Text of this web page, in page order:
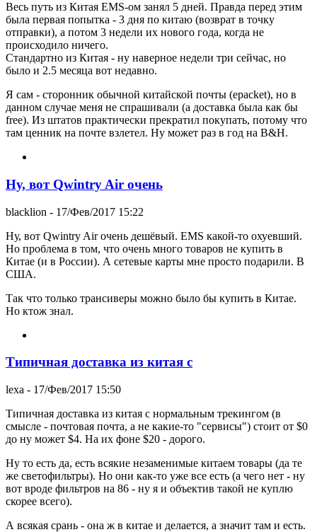
Весь путь из Китая EMS-ом занял 5 дней. Правда перед этим
была первая попытка - 3 дня по китаю (возврат в точку
отправки), а потом 3 недели их нового года, когда не
происходило ничего.
Стандартно из Китая - ну наверное недели три сейчас, но
было и 2.5 месяца вот недавно.
Я сам - сторонник обычной китайской почты (epacket), но в
данном случае меня не спрашивали (а доставка была как бы
free). Из штатов практически прекратил покупать, потому что
там ценник на почте взлетел. Ну может раз в год на B&H.
Ну, вот Qwintry Air очень
blacklion - 17/Фев/2017 15:22
Ну, вот Qwintry Air очень дешёвый. EMS какой-то охуевший.
Но проблема в том, что очень много товаров не купить в
Китае (и в России). А сетевые карты мне просто подарили. В
США.
Так что только трансиверы можно было бы купить в Китае.
Но ктож знал.
Типичная доставка из китая с
lexa - 17/Фев/2017 15:50
Типичная доставка из китая с нормальным трекингом (в
смысле - почтовая почта, а не какие-то "сервисы") стоит от $0
до ну может $4. На их фоне $20 - дорого.
Ну то есть да, есть всякие незаменимые китаем товары (да те
же светофильтры). Но они как-то уже все есть (а чего нет - ну
вот вроде фильтров на 86 - ну я и объектив такой не куплю
скорее всего).
А всякая срань - она ж в китае и делается, а значит там и есть.